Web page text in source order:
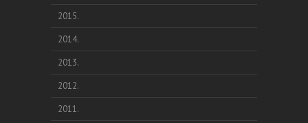
2015.
2014.
2013.
2012.
2011.